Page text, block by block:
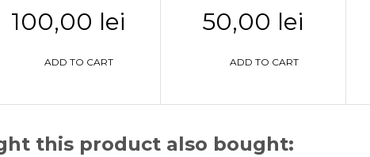
100,00 lei
ADD TO CART
50,00 lei
ADD TO CART
this product also bought: